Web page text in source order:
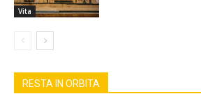
Vita
RESTA IN ORBITA